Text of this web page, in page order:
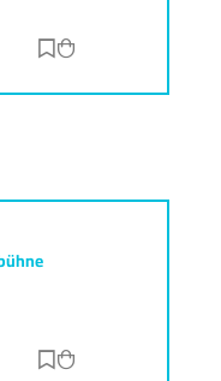
Zur Merkliste
Zur Merkliste